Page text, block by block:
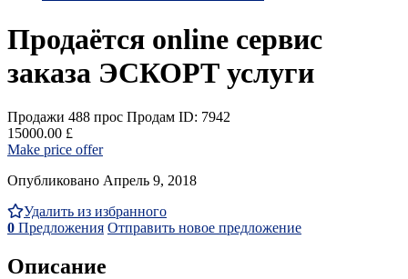
Продаётся online сервис
заказа ЭСКОРТ услуги
Продажи 488 прос Продам ID: 7942
15000.00 £
Make price offer
Опубликовано Апрель 9, 2018
Удалить из избранного
0 Предложения Отправить новое предложение
Описание